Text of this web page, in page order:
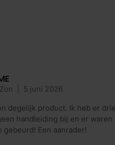
5 juni 2026
degelijk product. Ik heb er
handleiding bij en er
gebeurd! Een aanrader!